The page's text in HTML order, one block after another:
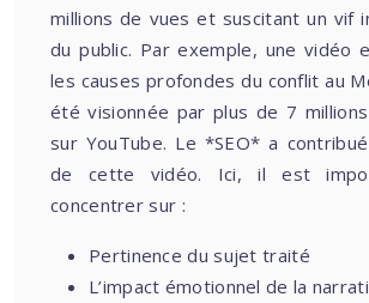
millions de vues et suscitant un vif
du public. Par exemple, une vidéo
les causes profondes du conflit au
été visionnée par plus de 7 millions
sur YouTube. Le *SEO* a
de cette vidéo. Ici, il est
concentrer sur :
Pertinence du sujet traité
L’impact émotionnel de la